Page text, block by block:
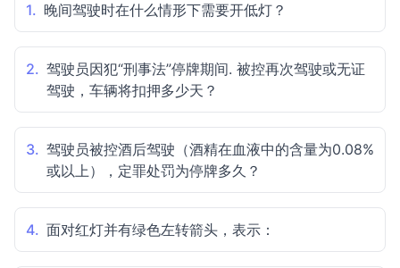
1. 晚间驾驶时在什么情形下需要开低灯？
2. 驾驶员因犯“刑事法”停牌期间. 被控再次驾驶或无证
驾驶，车辆将扣押多少天？
3. 驾驶员被控酒后驾驶（酒精在血液中的含量为0.08%
或以上），定罪处罚为停牌多久？
4. 面对红灯并有绿色左转箭头，表示：